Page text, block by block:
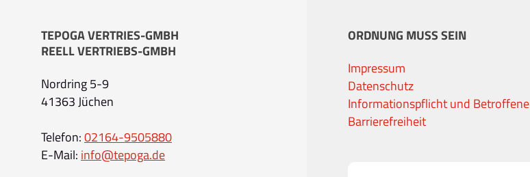
TEPOGA VERTRIES-GMBH
REELL VERTRIEBS-GMBH
Nordring 5-9
41363 Jüchen
Telefon:02164-9505880
E-Mail: info@tepoga.de
ORDNUNG MUSS SEIN
Impressum
Datenschutz
Informationspflicht und
Barrierefreiheit